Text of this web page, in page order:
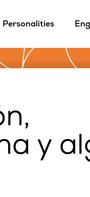
Personalities
y